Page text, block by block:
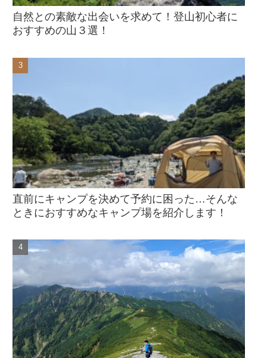
自然との素敵な出会いを求めて！登山初心者に
おすすめの山３選！
直前にキャンプを決めて予約に困った…そんな
ときにおすすめなキャンプ場を紹介します！